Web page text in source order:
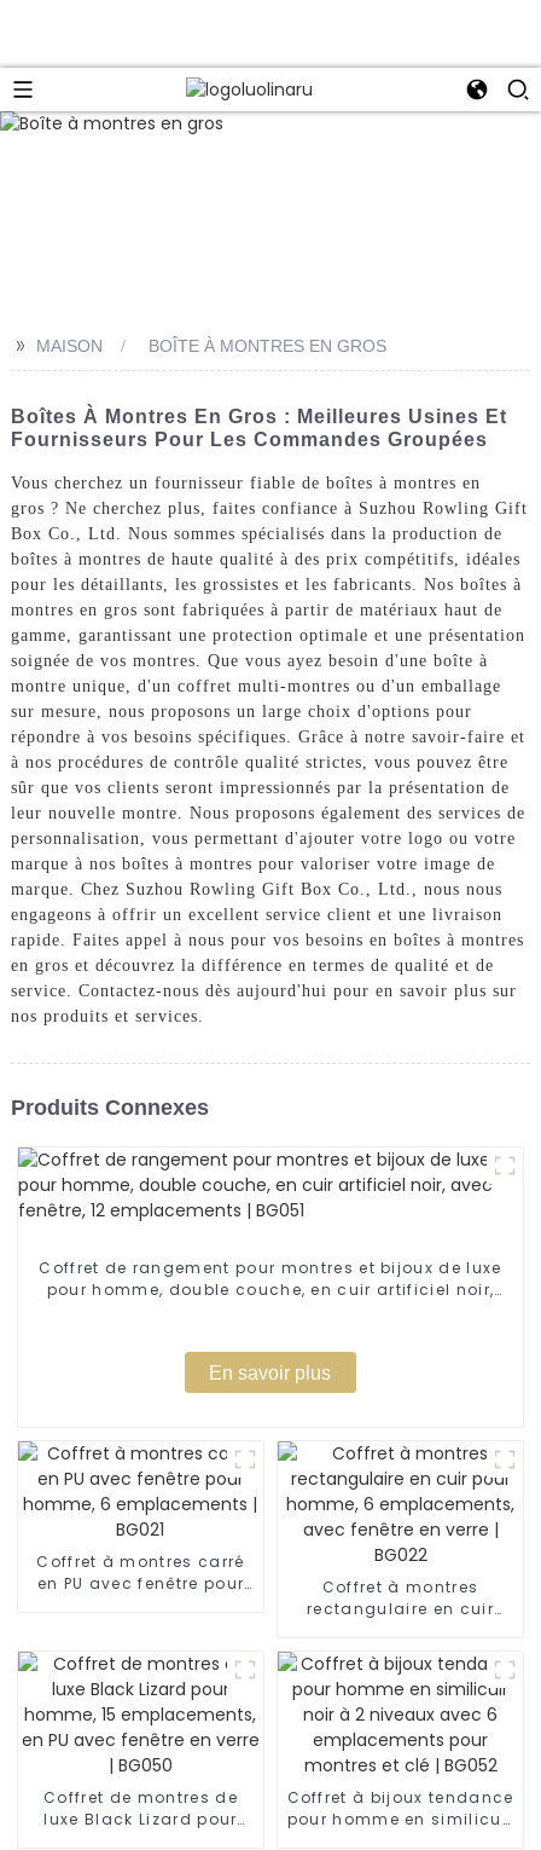
>> MAISON BOÎTE À MONTRES EN GROS
Boîtes À Montres En Gros : Meilleures Usines Et
Fournisseurs Pour Les Commandes Groupées
Vous cherchez un fournisseur fiable de boîtes à montres en
gros ? Ne cherchez plus, faites confiance à Suzhou Rowling Gift
Box Co., Ltd. Nous sommes spécialisés dans la production de
boîtes à montres de haute qualité à des prix compétitifs, idéales
pour les détaillants, les grossistes et les fabricants. Nos boîtes à
montres en gros sont fabriquées à partir de matériaux haut de
gamme, garantissant une protection optimale et une présentation
soignée de vos montres. Que vous ayez besoin d'une boîte à
montre unique, d'un coffret multi-montres ou d'un emballage
sur mesure, nous proposons un large choix d'options pour
répondre à vos besoins spécifiques. Grâce à notre savoir-faire et
à nos procédures de contrôle qualité strictes, vous pouvez être
sûr que vos clients seront impressionnés par la présentation de
leur nouvelle montre. Nous proposons également des services de
personnalisation, vous permettant d'ajouter votre logo ou votre
marque à nos boîtes à montres pour valoriser votre image de
marque. Chez Suzhou Rowling Gift Box Co., Ltd., nous nous
engageons à offrir un excellent service client et une livraison
rapide. Faites appel à nous pour vos besoins en boîtes à montres
en gros et découvrez la différence en termes de qualité et de
service. Contactez-nous dès aujourd'hui pour en savoir plus sur
nos produits et services.
Produits Connexes
Coffret de rangement pour montres et bijoux de luxe
pour homme, double couche, en cuir artificiel noir,
En savoir plus
Coffret à montres carré
en PU avec fenêtre pour
Coffret à montres
rectangulaire en cuir
emplacements, avec
fenêtre en verre | BG022
Coffret de montres de
luxe Black Lizard pour
Coffret à bijoux tendance
pour homme en similicuir